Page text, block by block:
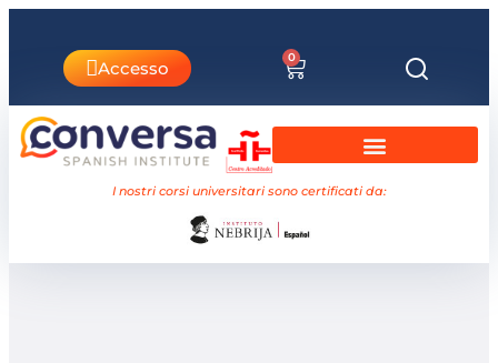
Accesso
0
I nostri corsi universitari sono certificati da: